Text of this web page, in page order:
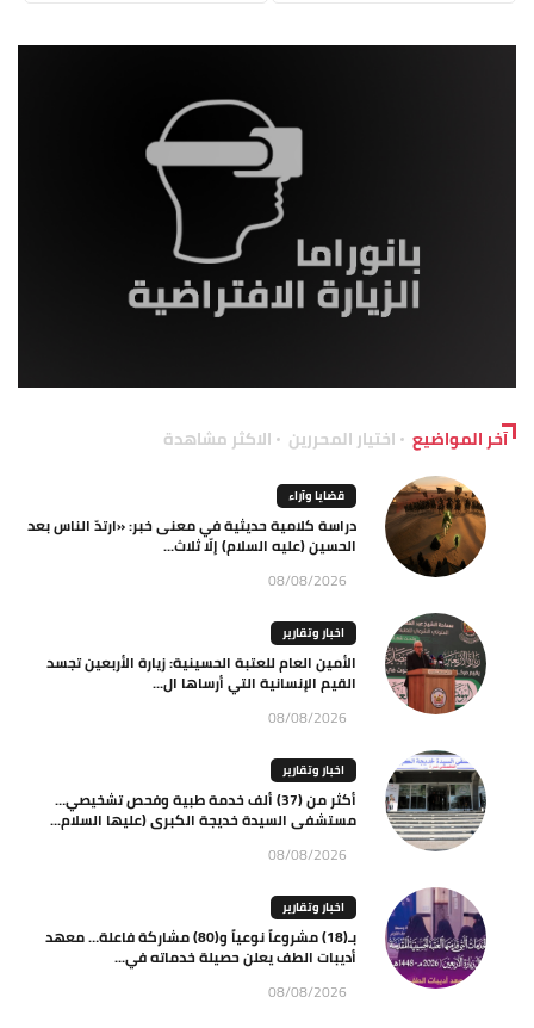
آخر المواضيع اختيار المحررين الاكثر مشاهدة
قضايا وآراء
دراسة كلامية حديثية في معنى خبر: «ارتدّ الناس بعد
الحسين (عليه السلام) إلّا ثلاث...
08/08/2026
اخبار وتقارير
الأمين العام للعتبة الحسينية: زيارة الأربعين تجسد
القيم الإنسانية التي أرساها ال...
08/08/2026
اخبار وتقارير
أكثر من (37) ألف خدمة طبية وفحص تشخيصي…
مستشفى السيدة خديجة الكبرى (عليها السلام...
08/08/2026
اخبار وتقارير
بـ(18) مشروعاً نوعياً و(80) مشاركة فاعلة… معهد
أديبات الطف يعلن حصيلة خدماته في...
08/08/2026